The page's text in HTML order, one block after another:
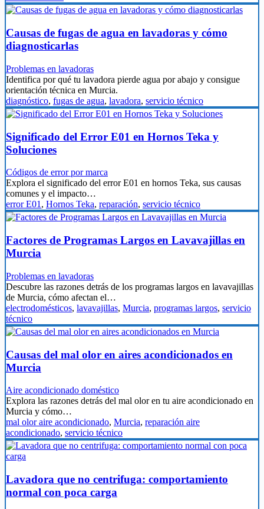
Causas de fugas de agua en lavadoras y cómo
diagnosticarlas
Problemas en lavadoras
Identifica por qué tu lavadora pierde agua por abajo y consigue
orientación técnica en Murcia.
diagnóstico, fugas de agua, lavadora, servicio técnico
Significado del Error E01 en Hornos Teka y
Soluciones
Códigos de error por marca
Explora el significado del error E01 en hornos Teka, sus causas
comunes y el impacto…
error E01 , Hornos Teka, reparación, servicio técnico
Factores de Programas Largos en Lavavajillas en
Murcia
Problemas en lavadoras
Descubre las razones detrás de los programas largos en lavavajillas
de Murcia, cómo afectan el…
electrodomésticos, lavavajillas, Murcia, programas largos, servicio
técnico
Causas del mal olor en aires acondicionados en
Murcia
Aire acondicionado doméstico
Explora las razones detrás del mal olor en tu aire acondicionado en
Murcia y cómo…
mal olor aire acondicionado, Murcia, reparación aire
acondicionado, servicio técnico
Lavadora que no centrifuga: comportamiento
normal con poca carga